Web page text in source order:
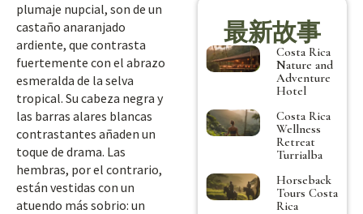
plumaje nupcial, son de un
castaño anaranjado
ardiente, que contrasta
fuertemente con el abrazo
esmeralda de la selva
tropical. Su cabeza negra y
las barras alares blancas
contrastantes añaden un
toque de drama. Las
hembras, por el contrario,
están vestidas con un
atuendo más sobrio: un
最新故事
Costa Rica
Nature and
Adventure
Hotel
Costa Rica
Wellness
Retreat
Turrialba
Horseback
Tours Costa
Rica